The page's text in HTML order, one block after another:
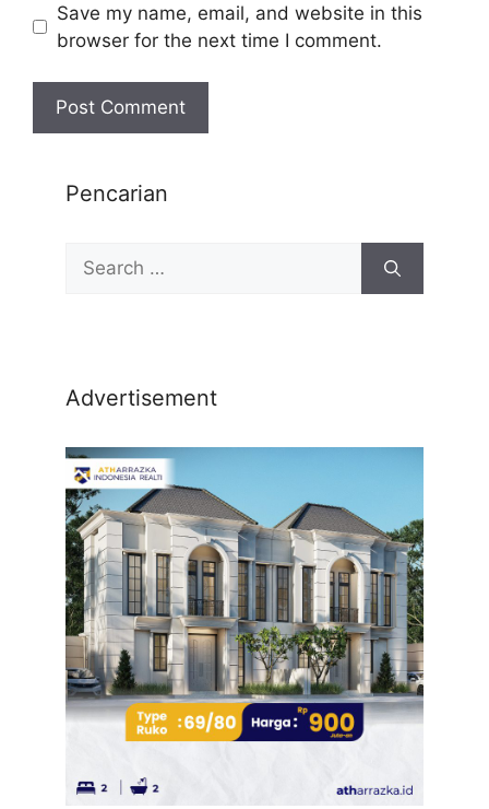
Save my name, email, and website in this
browser for the next time I comment.
Pencarian
Advertisement